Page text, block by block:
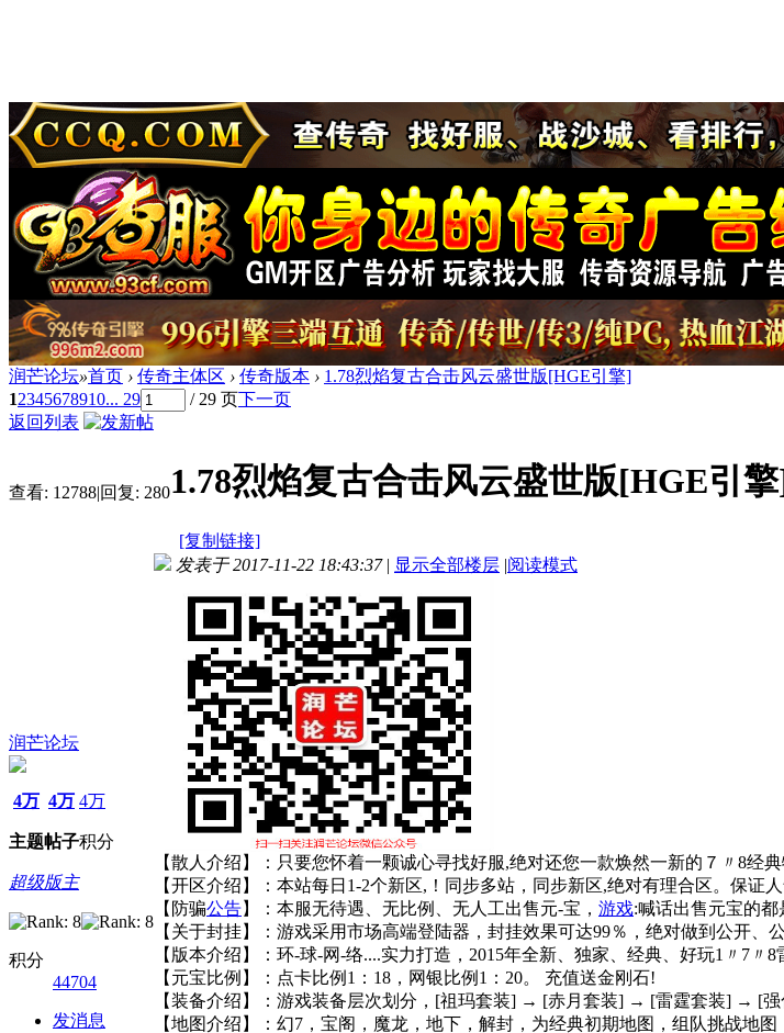
润芒论坛»首页 › 传奇主体区 › 传奇版本 › 1.78烈焰复古合击风云盛世版[HGE引擎]
12345678910... 29 / 29 页下一页
返回列表
查看: 12788|回复: 2801.78烈焰复古合击风云盛世版[HGE引
[复制链接]
润芒论坛
4万
主题
4万
帖子
4万
积分
超级版主
积分
44704
发消息
发表于 2017-11-22 18:43:37 | 显示全部楼层 |阅读模式
【散人介绍】：只要您怀着一颗诚心寻找好服,绝对还您一款焕然一新的７〃8经
【开区介绍】：本站每日1-2个新区,！同步多站，同步新区,绝对有理合区。保证
【防骗公告】：本服无待遇、无比例、无人工出售元-宝， 游戏:喊话出售元宝的
【关于封挂】：游戏采用市场高端登陆器，封挂效果可达99％，绝对做到公开
【版本介绍】：环-球-网-络....实力打造，2015年全新、独家、经典、好玩1〃7
【元宝比例】：点卡比例1：18，网银比例1：20。 充值送金刚石!
【装备介绍】：游戏装备层次划分，[祖玛套装] → [赤月套装] → [雷霆套装] → [
【地图介绍】：幻7，宝阁，魔龙，地下，解封，为经典初期地图，组队挑战地